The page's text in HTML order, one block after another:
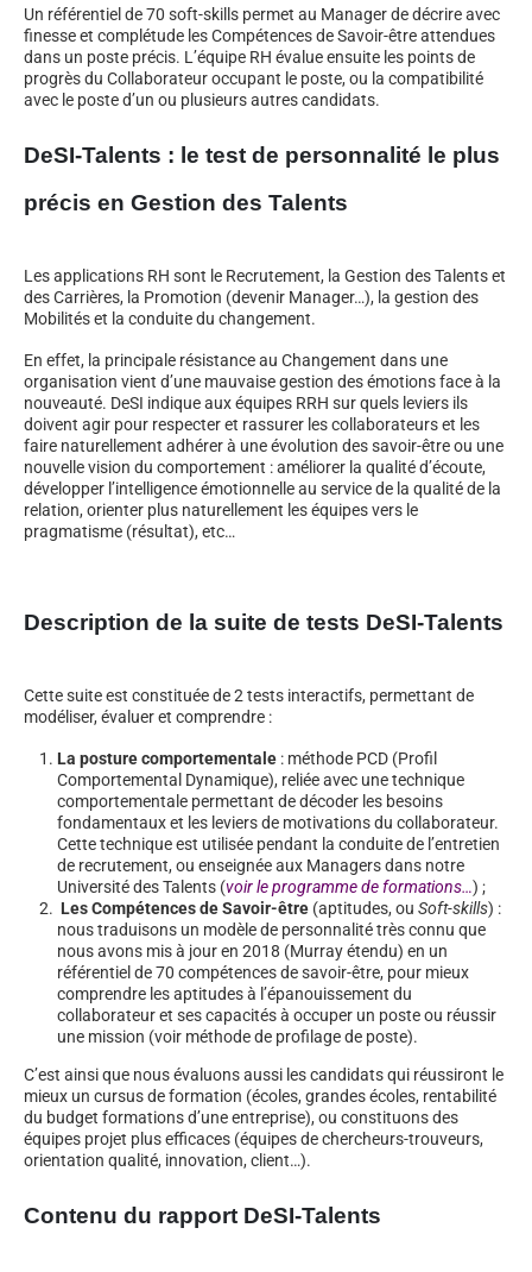
Un référentiel de 70 soft-skills permet au Manager de décrire avec
finesse et complétude les Compétences de Savoir-être attendues
dans un poste précis. L’équipe RH évalue ensuite les points de
progrès du Collaborateur occupant le poste, ou la compatibilité
avec le poste d’un ou plusieurs autres candidats.
DeSI-Talents : le test de personnalité le plus
précis en Gestion des Talents
Les applications RH sont le Recrutement, la Gestion des Talents et
des Carrières, la Promotion (devenir Manager…), la gestion des
Mobilités et la conduite du changement.
En effet, la principale résistance au Changement dans une
organisation vient d’une mauvaise gestion des émotions face à la
nouveauté. DeSI indique aux équipes RRH sur quels leviers ils
doivent agir pour respecter et rassurer les collaborateurs et les
faire naturellement adhérer à une évolution des savoir-être ou une
nouvelle vision du comportement : améliorer la qualité d’écoute,
développer l’intelligence émotionnelle au service de la qualité de la
relation, orienter plus naturellement les équipes vers le
pragmatisme (résultat), etc…
Description de la suite de tests DeSI-Talents
Cette suite est constituée de 2 tests interactifs, permettant de
modéliser, évaluer et comprendre :
La posture comportementale : méthode PCD (Profil
Comportemental Dynamique), reliée avec une technique
comportementale permettant de décoder les besoins
fondamentaux et les leviers de motivations du collaborateur.
Cette technique est utilisée pendant la conduite de l’entretien
de recrutement, ou enseignée aux Managers dans notre
Université des Talents (voir le programme de formations…) ;
Les Compétences de Savoir-être (aptitudes, ou Soft-skills) :
nous traduisons un modèle de personnalité très connu que
nous avons mis à jour en 2018 (Murray étendu) en un
référentiel de 70 compétences de savoir-être, pour mieux
comprendre les aptitudes à l’épanouissement du
collaborateur et ses capacités à occuper un poste ou réussir
une mission (voir méthode de profilage de poste).
C’est ainsi que nous évaluons aussi les candidats qui réussiront le
mieux un cursus de formation (écoles, grandes écoles, rentabilité
du budget formations d’une entreprise), ou constituons des
équipes projet plus efficaces (équipes de chercheurs-trouveurs,
orientation qualité, innovation, client…).
Contenu du rapport DeSI-Talents